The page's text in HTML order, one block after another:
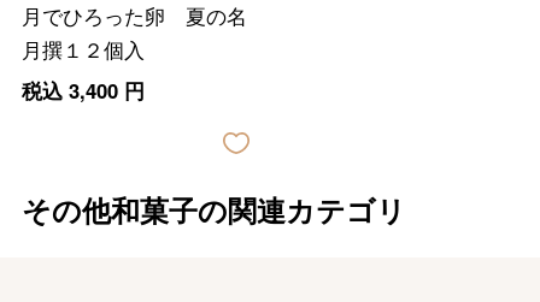
月でひろった卵 夏の名
月撰１２個入
税込 3,400円
その他和菓子の関連カテゴリ